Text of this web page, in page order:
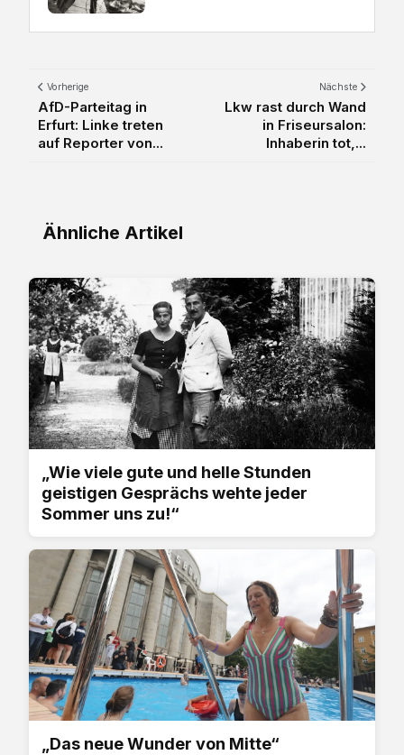
Vorherige
AfD-Parteitag in
Erfurt: Linke treten
auf Reporter von...
Nächste
Lkw rast durch Wand
in Friseursalon:
Inhaberin tot,...
Ähnliche Artikel
„Wie viele gute und helle Stunden
geistigen Gesprächs wehte jeder
Sommer uns zu!“
„Das neue Wunder von Mitte“